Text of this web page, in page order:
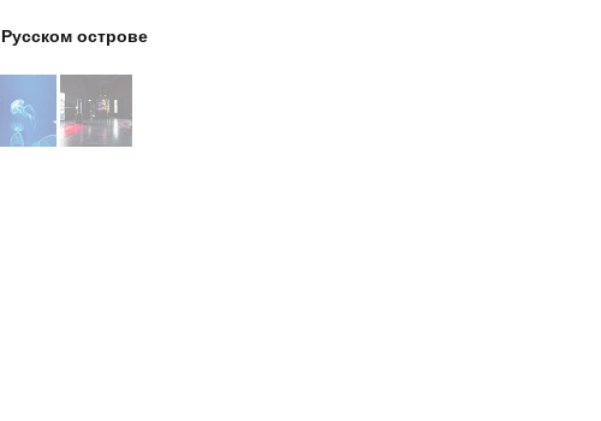
острове